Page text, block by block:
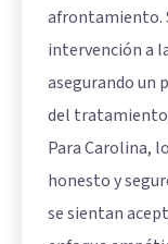
afrontamiento.
intervención a
asegurando un
del
Para Carolina,
honesto y
se sientan